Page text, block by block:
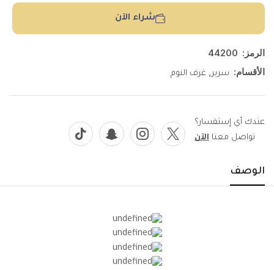
شراء الآن
الرمز: 44200
الأقسام: سرير , غرف النوم
عندك أي إستفسار؟
تواصل معنا الآن
الوصف